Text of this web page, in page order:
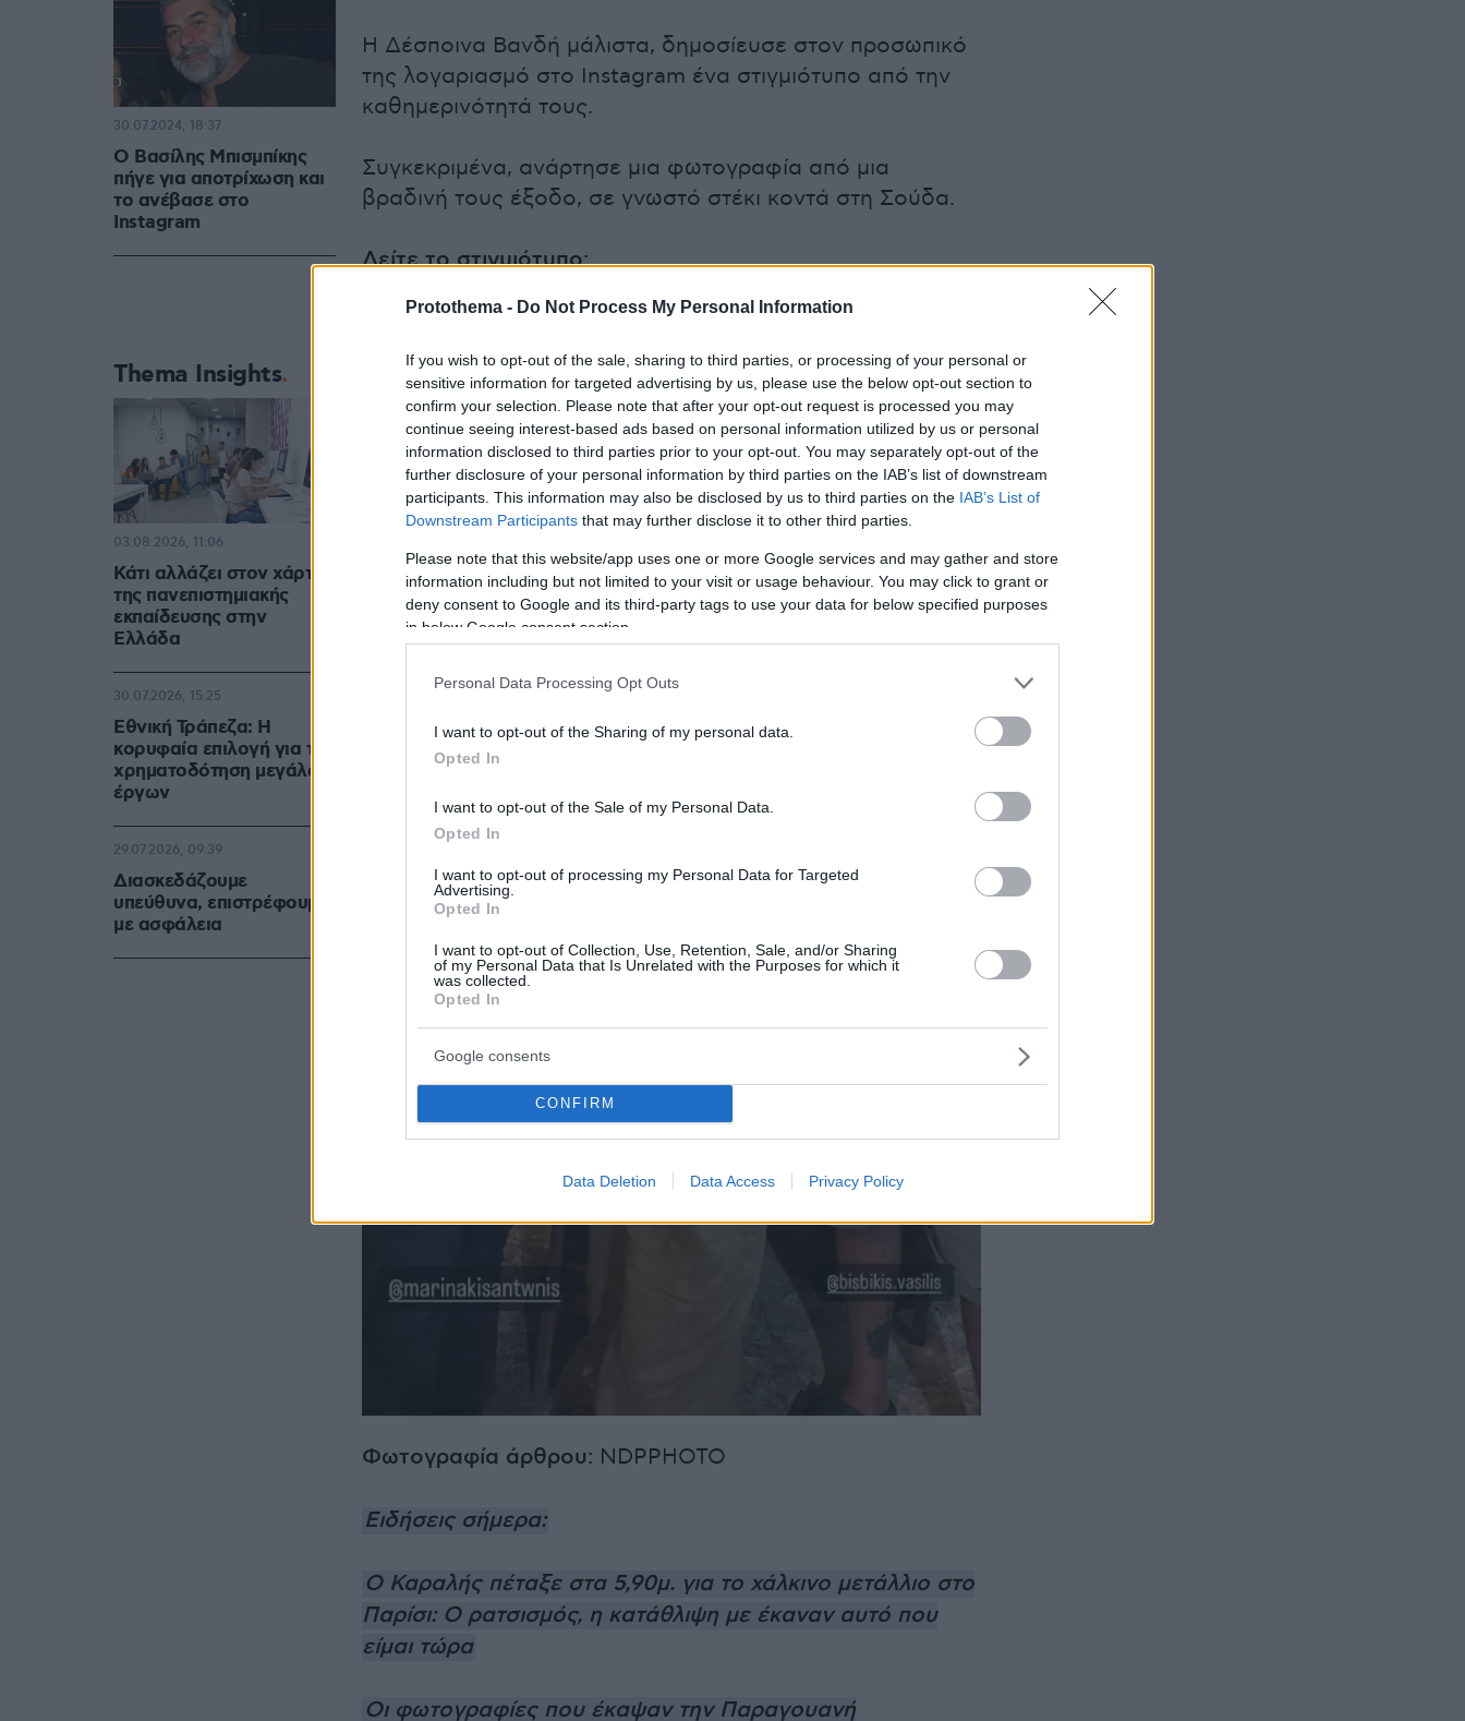
Protothema - Do Not Process My Personal Information
If you wish to opt-out of the sale, sharing to third parties, or processing of your personal or
sensitive information for targeted advertising by us, please use the below opt-out section to
confirm your selection. Please note that after your opt-out request is processed you may
continue seeing interest-based ads based on personal information utilized by us or personal
information disclosed to third parties prior to your opt-out. You may separately opt-out of the
further disclosure of your personal information by third parties on the IAB’s list of downstream
participants. This information may also be disclosed by us to third parties on the IAB’s List of
Downstream Participants that may further disclose it to other third parties.
Please note that this website/app uses one or more Google services and may gather and store
information including but not limited to your visit or usage behaviour. You may click to grant or
deny consent to Google and its third-party tags to use your data for below specified purposes
in below Google consent section.
Personal Data Processing Opt Outs
I want to opt-out of the Sharing of my personal data.
Opted In
I want to opt-out of the Sale of my Personal Data.
Opted In
I want to opt-out of processing my Personal Data for Targeted
Advertising.
Opted In
I want to opt-out of Collection, Use, Retention, Sale, and/or Sharing
of my Personal Data that Is Unrelated with the Purposes for which it
was collected.
Opted In
Google consents
CONFIRM
Data Deletion Data Access Privacy Policy
Η Δέσποινα Βανδή μάλιστα, δημοσίευσε στον προσωπικό
της λογαριασμό στο Instagram ένα στιγμιότυπο από την
καθημερινότητά τους.
Συγκεκριμένα, ανάρτησε μια φωτογραφία από μια
βραδινή τους έξοδο, σε γνωστό στέκι κοντά στη Σούδα.
Δείτε το στιγμιότυπο:
Φωτογραφία άρθρου: NDPPHOTO
Ειδήσεις σήμερα:
Ο Καραλής πέταξε στα 5,90μ. για το χάλκινο μετάλλιο στο
Παρίσι: Ο ρατσισμός, η κατάθλιψη με έκαναν αυτό που
είμαι τώρα
Οι φωτογραφίες που έκαψαν την Παραγουανή
Ο Βασίλης Μπισμπίκης
πήγε για αποτρίχωση και
το ανέβασε στο
Instagram
30.07.2024, 18:37
Thema Insights
Κάτι αλλάζει στον χάρτη
της πανεπιστημιακής
εκπαίδευσης στην
Ελλάδα
03.08.2026, 11:06
Εθνική Τράπεζα: Η
κορυφαία επιλογή για τη
χρηματοδότηση μεγάλων
έργων
30.07.2026, 15:25
Διασκεδάζουμε
υπεύθυνα, επιστρέφουμε
με ασφάλεια
29.07.2026, 09:39